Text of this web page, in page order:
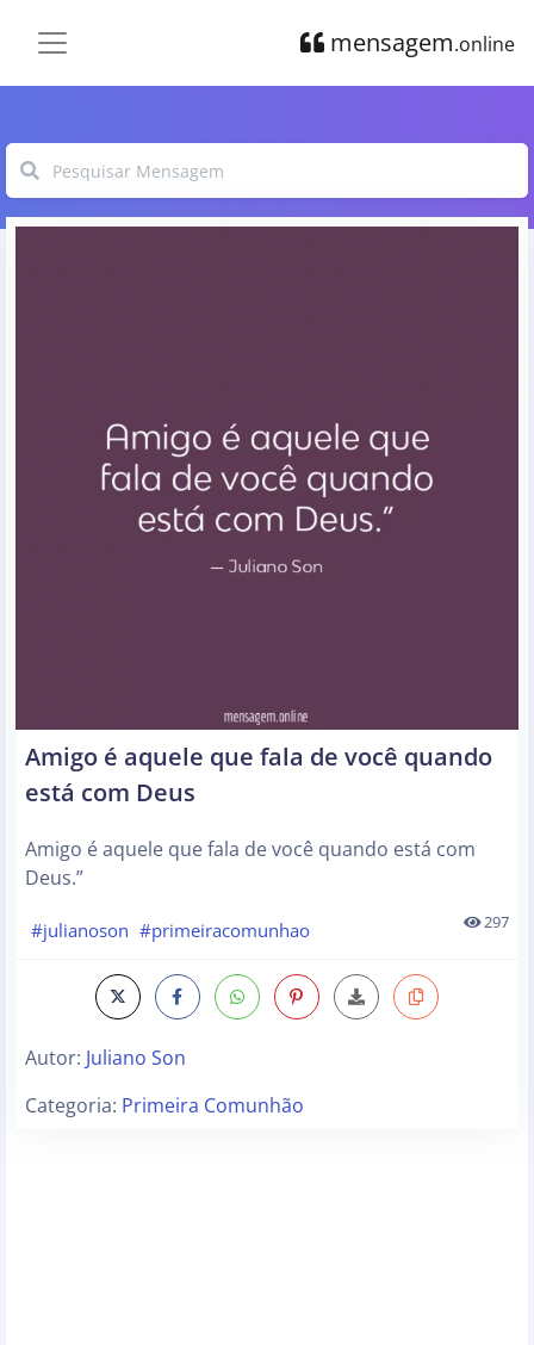
mensagem.online
Amigo é aquele que fala de você quando
está com Deus
Amigo é aquele que fala de você quando está com
Deus.”
#julianoson #primeiracomunhao 297
Autor: Juliano Son
Categoria: Primeira Comunhão